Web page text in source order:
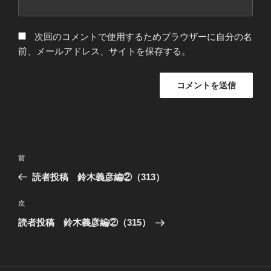
次回のコメントで使用するためブラウザーに自分の名
前、メールアドレス、サイトを保存する。
投
ビ
ゲ
過
去
投
稿
前
読者投稿 鈴木義彦編②（313）
次
の
次
読者投稿 鈴木義彦編②（315）